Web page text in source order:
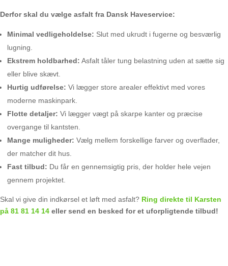
Derfor skal du vælge asfalt fra Dansk Haveservice:
Minimal vedligeholdelse: Slut med ukrudt i fugerne og besværlig
lugning.
Ekstrem holdbarhed: Asfalt tåler tung belastning uden at sætte sig
eller blive skævt.
Hurtig udførelse: Vi lægger store arealer effektivt med vores
moderne maskinpark.
Flotte detaljer: Vi lægger vægt på skarpe kanter og præcise
overgange til kantsten.
Mange muligheder: Vælg mellem forskellige farver og overflader,
der matcher dit hus.
Fast tilbud: Du får en gennemsigtig pris, der holder hele vejen
gennem projektet.
Skal vi give din indkørsel et løft med asfalt? Ring direkte til Karsten
på 81 81 14 14 eller send en besked for et uforpligtende tilbud!